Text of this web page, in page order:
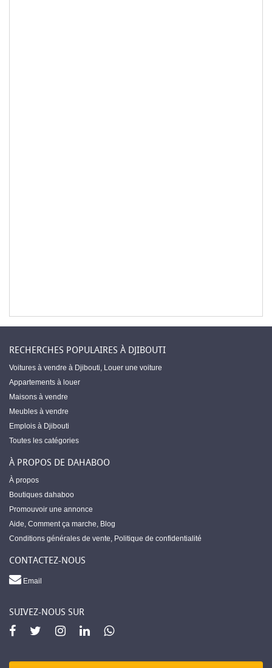
RECHERCHES POPULAIRES À DJIBOUTI
Voitures à vendre à Djibouti, Louer une voiture
Appartements à louer
Maisons à vendre
Meubles à vendre
Emplois à Djibouti
Toutes les catégories
À PROPOS DE DAHABOO
À propos
Boutiques dahaboo
Promouvoir une annonce
Aide, Comment ça marche, Blog
Conditions générales de vente, Politique de confidentialité
CONTACTEZ-NOUS
Email
SUIVEZ-NOUS SUR